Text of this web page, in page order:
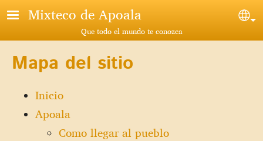
Pasar al contenido principal
Mixteco de Apoala
Que todo el mundo te conozca
Mapa del sitio
Inicio
Apoala
Como llegar al pueblo